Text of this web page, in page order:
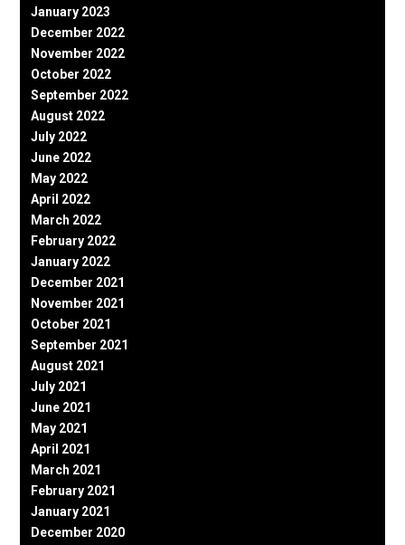
January 2023
December 2022
November 2022
October 2022
September 2022
August 2022
July 2022
June 2022
May 2022
April 2022
March 2022
February 2022
January 2022
December 2021
November 2021
October 2021
September 2021
August 2021
July 2021
June 2021
May 2021
April 2021
March 2021
February 2021
January 2021
December 2020